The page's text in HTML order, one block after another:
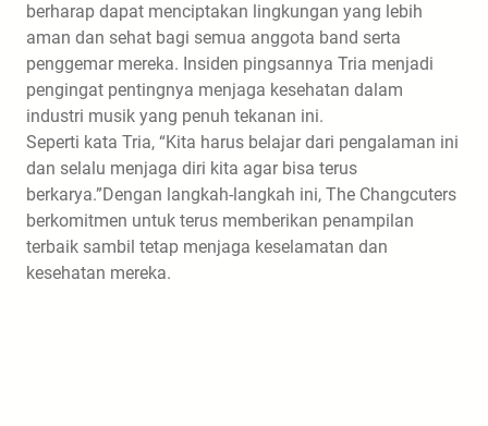
berharap dapat menciptakan lingkungan yang lebih
aman dan sehat bagi semua anggota band serta
penggemar mereka. Insiden pingsannya Tria menjadi
pengingat pentingnya menjaga kesehatan dalam
industri musik yang penuh tekanan ini.
Seperti kata Tria, “Kita harus belajar dari pengalaman ini
dan selalu menjaga diri kita agar bisa terus
berkarya.”Dengan langkah-langkah ini, The Changcuters
berkomitmen untuk terus memberikan penampilan
terbaik sambil tetap menjaga keselamatan dan
kesehatan mereka.